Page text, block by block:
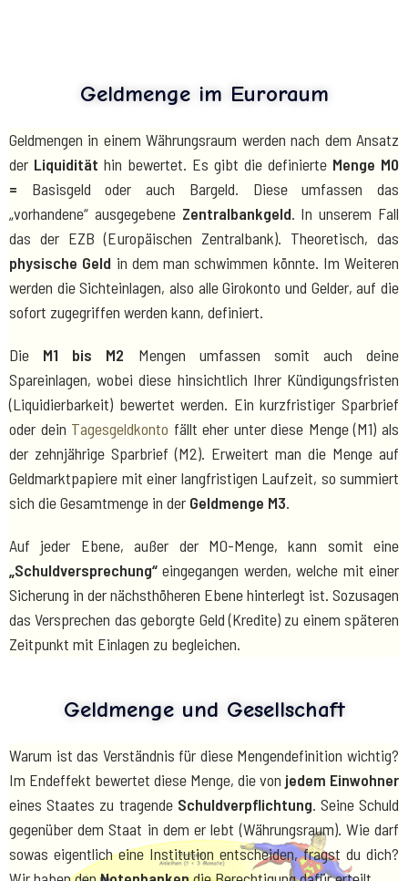
Geldmenge im Euroraum
Geldmengen in einem Währungsraum werden nach dem Ansatz
der Liquidität hin bewertet. Es gibt die definierte Menge M0
= Basisgeld oder auch Bargeld. Diese umfassen das
„vorhandene“ ausgegebene Zentralbankgeld. In unserem Fall
das der EZB (Europäischen Zentralbank). Theoretisch, das
physische Geld in dem man schwimmen könnte. Im Weiteren
werden die Sichteinlagen, also alle Girokonto und Gelder, auf die
sofort zugegriffen werden kann, definiert.
Die M1 bis M2 Mengen umfassen somit auch deine
Spareinlagen, wobei diese hinsichtlich Ihrer Kündigungsfristen
(Liquidierbarkeit) bewertet werden. Ein kurzfristiger Sparbrief
oder dein Tagesgeldkonto fällt eher unter diese Menge (M1) als
der zehnjährige Sparbrief (M2). Erweitert man die Menge auf
Geldmarktpapiere mit einer langfristigen Laufzeit, so summiert
sich die Gesamtmenge in der Geldmenge M3.
Auf jeder Ebene, außer der M0-Menge, kann somit eine
„Schuldversprechung“ eingegangen werden, welche mit einer
Sicherung in der nächsthöheren Ebene hinterlegt ist. Sozusagen
das Versprechen das geborgte Geld (Kredite) zu einem späteren
Zeitpunkt mit Einlagen zu begleichen.
Geldmenge und Gesellschaft
Warum ist das Verständnis für diese Mengendefinition wichtig?
Im Endeffekt bewertet diese Menge, die von jedem Einwohner
eines Staates zu tragende Schuldverpflichtung. Seine Schuld
gegenüber dem Staat in dem er lebt (Währungsraum). Wie darf
sowas eigentlich eine Institution entscheiden, fragst du dich?